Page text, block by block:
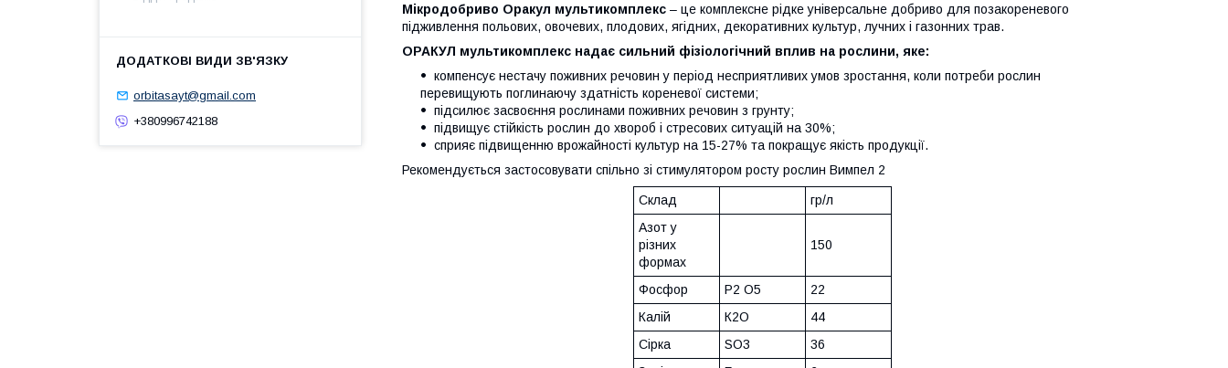
Мікродобриво Оракул мультикомплекс – це комплексне рідке універсальне добриво для позакореневого
підживлення польових, овочевих, плодових, ягідних, декоративних культур, лучних і газонних трав.
ОРАКУЛ мультикомплекс надає сильний фізіологічний вплив на рослини, яке:
компенсує нестачу поживних речовин у період несприятливих умов зростання, коли потреби рослин
перевищують поглинаючу здатність кореневої системи;
підсилює засвоєння рослинами поживних речовин з грунту;
підвищує стійкість рослин до хвороб і стресових ситуацій на 30%;
сприяє підвищенню врожайності культур на 15-27% та покращує якість продукції.
Рекомендується застосовувати спільно зі стимулятором росту рослин Вимпел 2
Склад
гр/л
Азот у
різних
формах
150
Фосфор P2 O5
22
Калій
К2О
44
Сірка
SO3
36
orbitasayt@gmail.com
+380996742188